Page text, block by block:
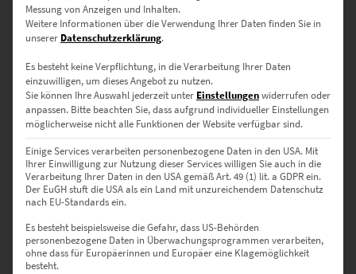
EZ00023 Heslach City Lights
Enthält 19% Mwst.
zzgl.
Versand
Lieferzeit: ca. 10 Werktage
Dieses Produkt weist mehrere Varianten auf. Die Optionen können auf der Produktseite gewählt werden
EZ00022 Stuttgart Skyline Uhlandshöhe
Messung von Anzeigen und Inhalten.
Weitere Informationen über die Verwendung Ihrer Daten finden Sie in
unserer Datenschutzerklärung.
Es besteht keine Verpflichtung, in die Verarbeitung Ihrer Daten
einzuwilligen, um dieses Angebot zu nutzen.
Sie können Ihre Auswahl jederzeit unter Einstellungenwiderrufen oder
anpassen. Bitte beachten Sie, dass aufgrund individueller Einstellungen
möglicherweise nicht alle Funktionen der Website verfügbar sind.
Einige Services verarbeiten personenbezogene Daten in den USA. Mit
Ihrer Einwilligung zur Nutzung dieser Services willigen Sie auch in die
Verarbeitung Ihrer Daten in den USA gemäß Art. 49 (1) lit. a GDPR ein.
Der EuGH stuft die USA als ein Land mit unzureichendem Datenschutz
nach EU-Standards ein.
Es besteht beispielsweise die Gefahr, dass US-Behörden
personenbezogene Daten in Überwachungsprogrammen verarbeiten,
ohne dass für Europäerinnen und Europäer eine Klagemöglichkeit
besteht.